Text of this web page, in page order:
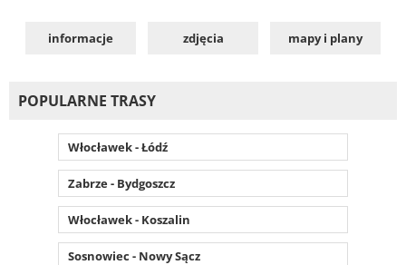
informacje zdjęcia mapy i plany
POPULARNE TRASY
Włocławek - Łódź
Zabrze - Bydgoszcz
Włocławek - Koszalin
Sosnowiec - Nowy Sącz